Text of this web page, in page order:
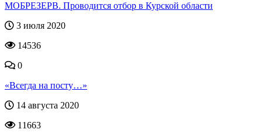
МОБРЕЗЕРВ. Проводится отбор в Курской области
3 июля 2020
14536
0
«Всегда на посту…»
14 августа 2020
11663